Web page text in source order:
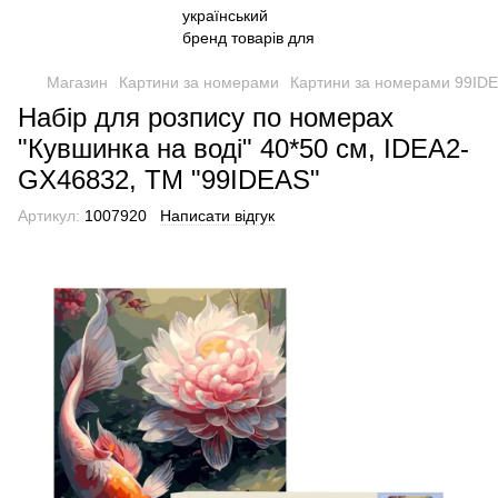
Магазин Картини за номерами Картини за номерами
Набір для розпису по номерах
"Кувшинка на воді" 40*50 см, IDEA2-
GX46832, ТМ "99IDEAS"
Артикул: 1007920 Написати відгук